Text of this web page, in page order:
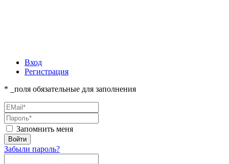
Вход
Регистрация
* _поля обязательные для заполнения
Запомнить меня
Забыли пароль?